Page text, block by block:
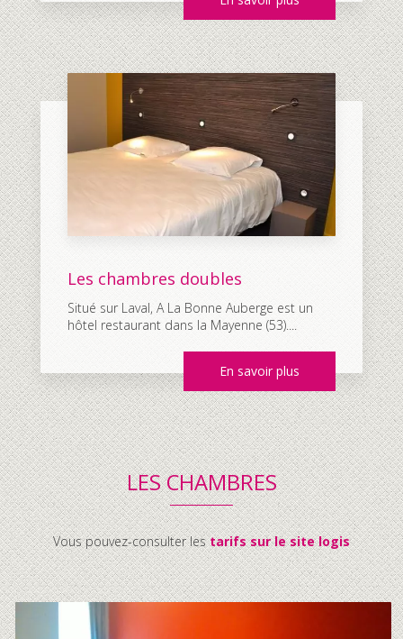
Les chambres doubles
Situé sur Laval, A La Bonne Auberge est un
hôtel restaurant dans la Mayenne (53)....
En savoir plus
LES CHAMBRES
Vous pouvez-consulter lestarifs sur le site logis